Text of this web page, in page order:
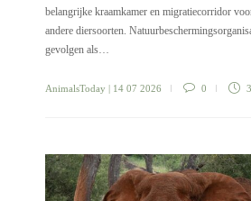
belangrijke kraamkamer en migratiecorridor
andere diersoorten.
gevolgen als…
AnimalsToday | 14 07 2026 0